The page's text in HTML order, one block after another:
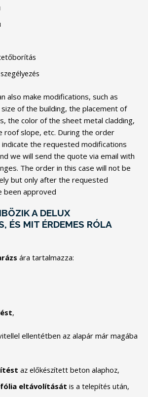
also make modifications, such as
of the building, the placement of
the color of the sheet metal cladding,
roof slope, etc. During the order
the requested modifications
we will send the quote via email with
The order in this case will not be
but only after the requested
been approved
A DELUX
ÉS MIT ÉRDEMES RÓLA
ára tartalmazza:
,
ellentétben az alapár már magába
az előkészített beton alaphoz,
eltávolítását is a telepítés után,